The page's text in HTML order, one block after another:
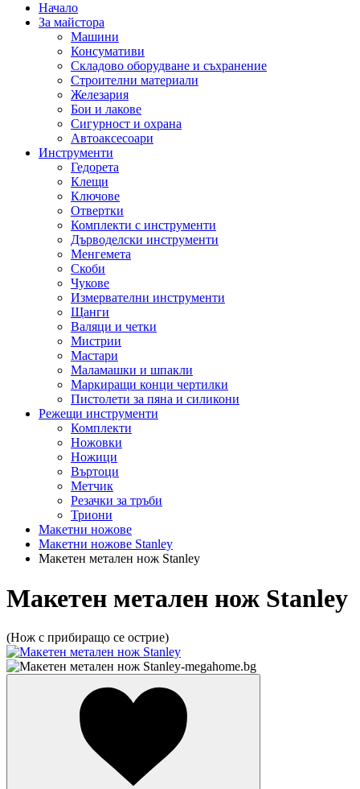
Начало
За майстора
Машини
Консумативи
Складово оборудване и съхранение
Строителни материали
Железария
Бои и лакове
Сигурност и охрана
Автоаксесоари
Инструменти
Гедорета
Клещи
Ключове
Отвертки
Комплекти с инструменти
Дърводелски инструменти
Менгемета
Скоби
Чукове
Измервателни инструменти
Щанги
Валяци и четки
Мистрии
Мастари
Маламашки и шпакли
Маркиращи конци чертилки
Пистолети за пяна и силикони
Режещи инструменти
Комплекти
Ножовки
Ножици
Въртоци
Метчик
Резачки за тръби
Триони
Макетни ножове
Макетни ножове Stanley
Макетен метален нож Stanley
Макетен метален нож Stanley
(Нож с прибиращо се острие)